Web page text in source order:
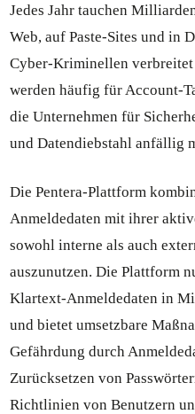
Jedes Jahr tauchen
Web, auf Paste-Sites und in
Cyber-Kriminellen verbreitet
werden häufig für Account-
die Unternehmen für
und Datendiebstahl anfällig
Die Pentera-Plattform
Anmeldedaten mit ihrer
sowohl interne als auch
auszunutzen. Die Plattform
Klartext-Anmeldedaten in
und bietet umsetzbare
Gefährdung durch
Zurücksetzen von
Richtlinien von Benutzern